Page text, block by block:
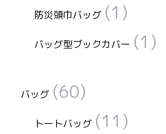
防災頭巾バッグ (1)
バッグ型ブックカバー (1)
バッグ (60)
トートバッグ (11)